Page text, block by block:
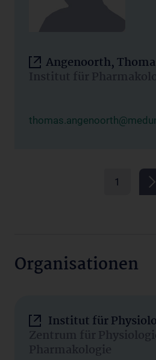
Angenoorth,
Institut für
1
Organisationen
Institut für
Zentrum für
Pharmakologie